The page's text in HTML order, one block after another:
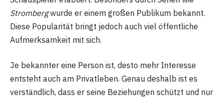
Strombergwurde er einem großen Publikum bekannt.
Diese Popularität bringt jedoch auch viel öffentliche
Aufmerksamkeit mit sich.
Je bekannter eine Person ist, desto mehr Interesse
entsteht auch am Privatleben. Genau deshalb ist es
verständlich, dass er seine Beziehungen schützt und nur